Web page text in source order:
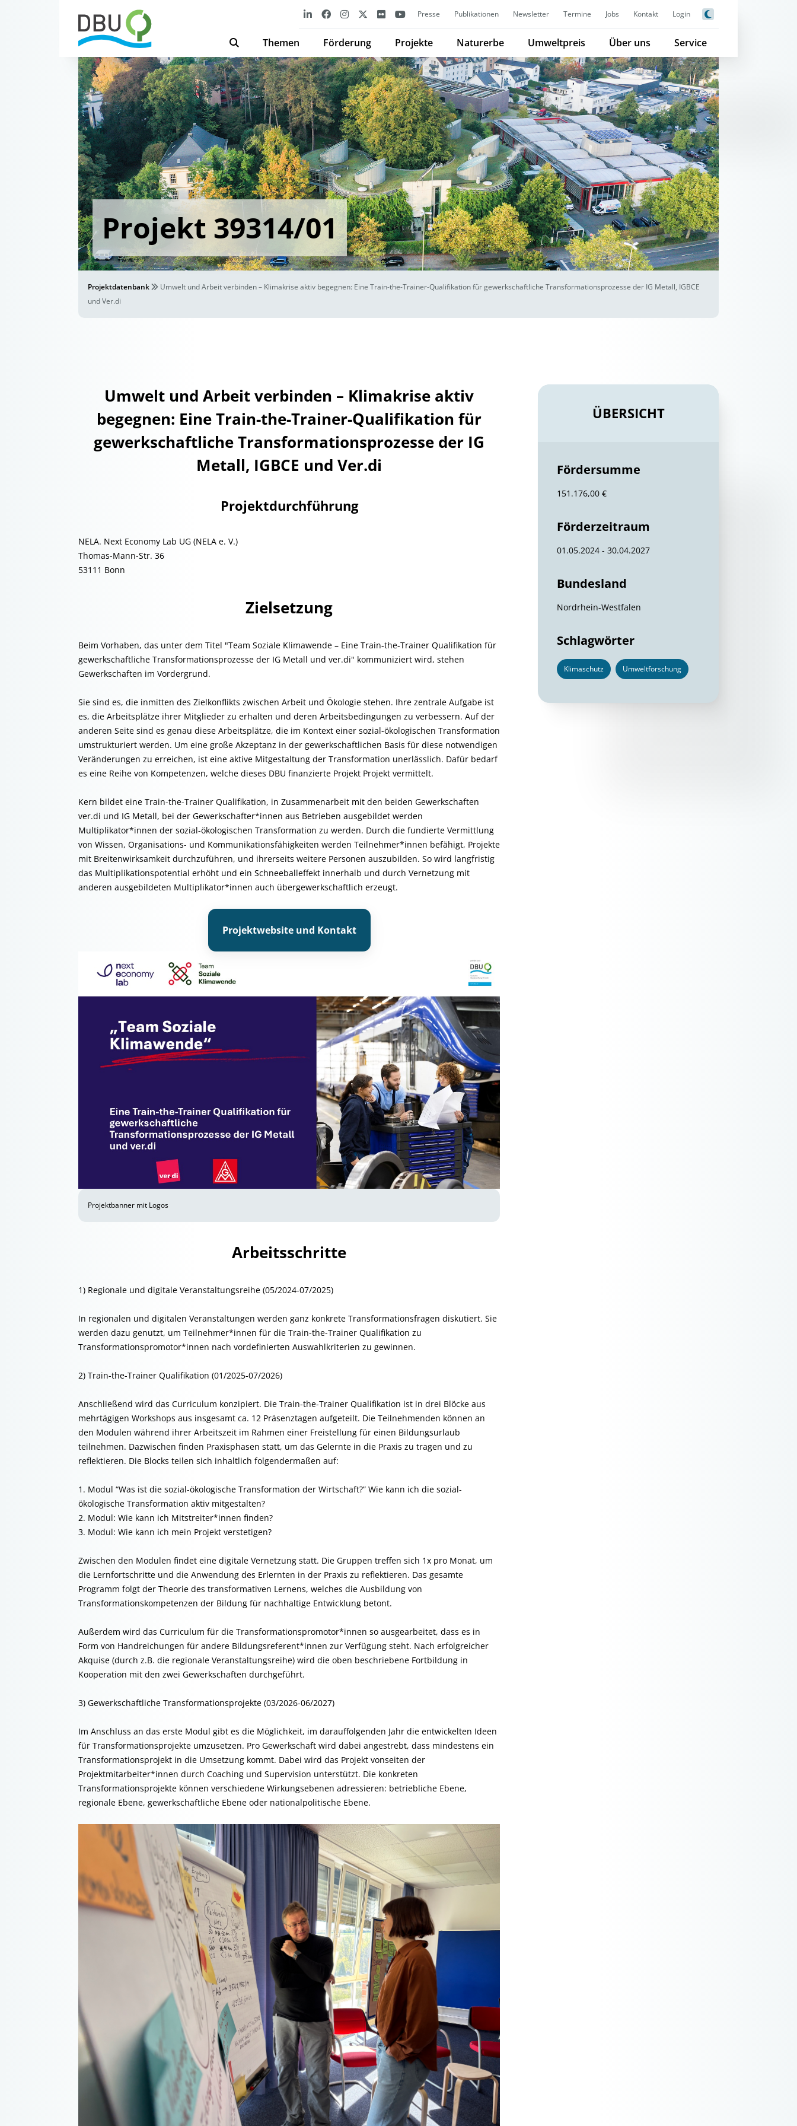
Presse Publikationen Newsletter Termine Jobs Kontakt Login
Themen Förderung Projekte Naturerbe Umweltpreis Über uns Service
Projekt 39314/01
Projektdatenbank
Umwelt und Arbeit verbinden – Klimakrise aktiv begegnen: Eine Train-the-Trainer-Qualifikation für gewerkschaftliche Transformationsprozesse der IG Metall, IGBCE
und Ver.di
Umwelt und Arbeit verbinden – Klimakrise aktiv
begegnen: Eine Train-the-Trainer-Qualifikation für
gewerkschaftliche Transformationsprozesse der IG
Metall, IGBCE und Ver.di
Projektdurchführung
NELA. Next Economy Lab UG (NELA e. V.)
Thomas-Mann-Str. 36
53111 Bonn
Zielsetzung
Beim Vorhaben, das unter dem Titel "Team Soziale Klimawende – Eine Train-the-Trainer Qualifikation für
gewerkschaftliche Transformationsprozesse der IG Metall und ver.di" kommuniziert wird, stehen
Gewerkschaften im Vordergrund.
Sie sind es, die inmitten des Zielkonflikts zwischen Arbeit und Ökologie stehen. Ihre zentrale Aufgabe ist
es, die Arbeitsplätze ihrer Mitglieder zu erhalten und deren Arbeitsbedingungen zu verbessern. Auf der
anderen Seite sind es genau diese Arbeitsplätze, die im Kontext einer sozial-ökologischen Transformation
umstrukturiert werden. Um eine große Akzeptanz in der gewerkschaftlichen Basis für diese notwendigen
Veränderungen zu erreichen, ist eine aktive Mitgestaltung der Transformation unerlässlich. Dafür bedarf
es eine Reihe von Kompetenzen, welche dieses DBU finanzierte Projekt Projekt vermittelt.
Kern bildet eine Train-the-Trainer Qualifikation, in Zusammenarbeit mit den beiden Gewerkschaften
ver.di und IG Metall, bei der Gewerkschafter*innen aus Betrieben ausgebildet werden
Multiplikator*innen der sozial-ökologischen Transformation zu werden. Durch die fundierte Vermittlung
von Wissen, Organisations- und Kommunikationsfähigkeiten werden Teilnehmer*innen befähigt, Projekte
mit Breitenwirksamkeit durchzuführen, und ihrerseits weitere Personen auszubilden. So wird langfristig
das Multiplikationspotential erhöht und ein Schneeballeffekt innerhalb und durch Vernetzung mit
anderen ausgebildeten Multiplikator*innen auch übergewerkschaftlich erzeugt.
Projektwebsite und Kontakt
Projektbanner mit Logos
Arbeitsschritte
1) Regionale und digitale Veranstaltungsreihe (05/2024-07/2025)
In regionalen und digitalen Veranstaltungen werden ganz konkrete Transformationsfragen diskutiert. Sie
werden dazu genutzt, um Teilnehmer*innen für die Train-the-Trainer Qualifikation zu
Transformationspromotor*innen nach vordefinierten Auswahlkriterien zu gewinnen.
2) Train-the-Trainer Qualifikation (01/2025-07/2026)
Anschließend wird das Curriculum konzipiert. Die Train-the-Trainer Qualifikation ist in drei Blöcke aus
mehrtägigen Workshops aus insgesamt ca. 12 Präsenztagen aufgeteilt. Die Teilnehmenden können an
den Modulen während ihrer Arbeitszeit im Rahmen einer Freistellung für einen Bildungsurlaub
teilnehmen. Dazwischen finden Praxisphasen statt, um das Gelernte in die Praxis zu tragen und zu
reflektieren. Die Blocks teilen sich inhaltlich folgendermaßen auf:
1. Modul “Was ist die sozial-ökologische Transformation der Wirtschaft?” Wie kann ich die sozial-
ökologische Transformation aktiv mitgestalten?
2. Modul: Wie kann ich Mitstreiter*innen finden?
3. Modul: Wie kann ich mein Projekt verstetigen?
Zwischen den Modulen findet eine digitale Vernetzung statt. Die Gruppen treffen sich 1x pro Monat, um
die Lernfortschritte und die Anwendung des Erlernten in der Praxis zu reflektieren. Das gesamte
Programm folgt der Theorie des transformativen Lernens, welches die Ausbildung von
Transformationskompetenzen der Bildung für nachhaltige Entwicklung betont.
Außerdem wird das Curriculum für die Transformationspromotor*innen so ausgearbeitet, dass es in
Form von Handreichungen für andere Bildungsreferent*innen zur Verfügung steht. Nach erfolgreicher
Akquise (durch z.B. die regionale Veranstaltungsreihe) wird die oben beschriebene Fortbildung in
Kooperation mit den zwei Gewerkschaften durchgeführt.
3) Gewerkschaftliche Transformationsprojekte (03/2026-06/2027)
Im Anschluss an das erste Modul gibt es die Möglichkeit, im darauffolgenden Jahr die entwickelten Ideen
für Transformationsprojekte umzusetzen. Pro Gewerkschaft wird dabei angestrebt, dass mindestens ein
Transformationsprojekt in die Umsetzung kommt. Dabei wird das Projekt vonseiten der
Projektmitarbeiter*innen durch Coaching und Supervision unterstützt. Die konkreten
Transformationsprojekte können verschiedene Wirkungsebenen adressieren: betriebliche Ebene,
regionale Ebene, gewerkschaftliche Ebene oder nationalpolitische Ebene.
ÜBERSICHT
Fördersumme
151.176,00 €
Förderzeitraum
01.05.2024 - 30.04.2027
Bundesland
Nordrhein-Westfalen
Schlagwörter
Klimaschutz Umweltforschung